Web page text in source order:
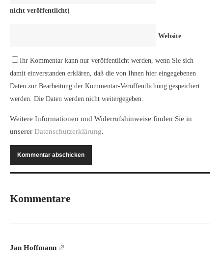
nicht veröffentlicht)
Website
Ihr Kommentar kann nur veröffentlicht werden, wenn Sie sich
damit einverstanden erklären, daß die von Ihnen hier eingegebenen
Daten zur Bearbeitung der Kommentar-Veröffentlichung gespeichert
werden. Die Daten werden nicht weitergegeben.
Weitere Informationen und Widerrufshinweise finden Sie in
unserer Datenschutzerklärung.
Kommentare
Jan Hoffmann